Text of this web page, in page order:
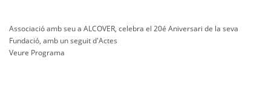
Associació amb seu a ALCOVER, celebra el 20é Aniversari de la seva
Fundació, amb un seguit d'Actes
Veure Programa